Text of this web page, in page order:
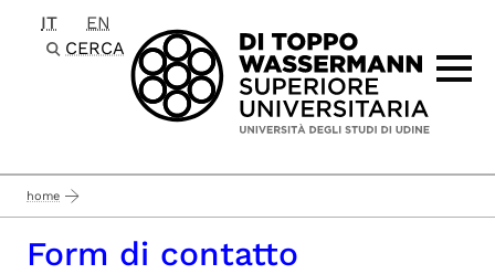
Passa al contenuto principale
IT
EN
CERCA
home
Form di contatto